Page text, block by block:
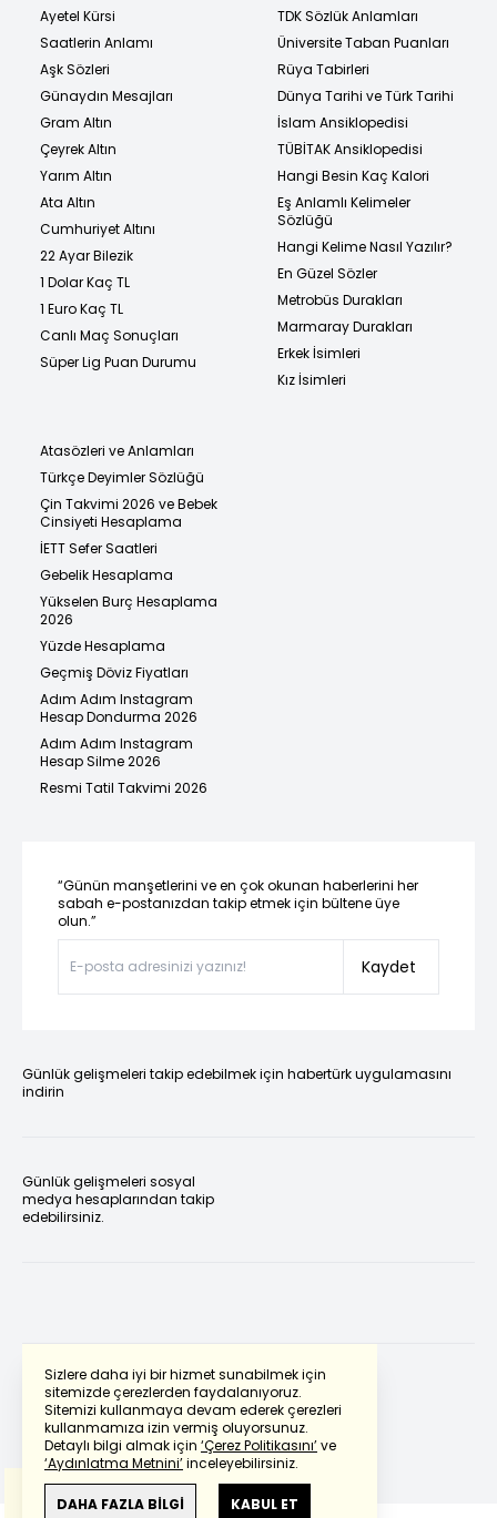
Sizlere daha iyi bir hizmet sunabilmek için
sitemizde çerezlerden faydalanıyoruz.
Sitemizi kullanmaya devam ederek çerezleri
kullanmamıza izin vermiş oluyorsunuz.
Detaylı bilgi almak için ‘Çerez Politikasını’ve
‘Aydınlatma Metnini’inceleyebilirsiniz.
DAHA FAZLA BİLGİ KABUL ET
Ayetel Kürsi
Saatlerin Anlamı
Aşk Sözleri
Günaydın Mesajları
Gram Altın
Çeyrek Altın
Yarım Altın
Ata Altın
Cumhuriyet Altını
22 Ayar Bilezik
1 Dolar Kaç TL
1 Euro Kaç TL
Canlı Maç Sonuçları
Süper Lig Puan Durumu
TDK Sözlük Anlamları
Üniversite Taban Puanları
Rüya Tabirleri
Dünya Tarihi ve Türk Tarihi
İslam Ansiklopedisi
TÜBİTAK Ansiklopedisi
Hangi Besin Kaç Kalori
Eş Anlamlı Kelimeler
Sözlüğü
Hangi Kelime Nasıl Yazılır?
En Güzel Sözler
Metrobüs Durakları
Marmaray Durakları
Erkek İsimleri
Kız İsimleri
Atasözleri ve Anlamları
Türkçe Deyimler Sözlüğü
Çin Takvimi 2026 ve Bebek
Cinsiyeti Hesaplama
İETT Sefer Saatleri
Gebelik Hesaplama
Yükselen Burç Hesaplama
2026
Yüzde Hesaplama
Geçmiş Döviz Fiyatları
Adım Adım Instagram
Hesap Dondurma 2026
Adım Adım Instagram
Hesap Silme 2026
Resmi Tatil Takvimi 2026
“Günün manşetlerini ve en çok okunan haberlerini her
sabah e-postanızdan takip etmek için bültene üye
olun.”
Kaydet
Günlük gelişmeleri takip edebilmek için habertürk uygulamasını
indirin
Günlük gelişmeleri sosyal
medya hesaplarından takip
edebilirsiniz.
Powered by Translate
Bu çevirideGoogle Transletekullanılmıştır.
Anlam ve çeviri hatalarından
haberturk.com